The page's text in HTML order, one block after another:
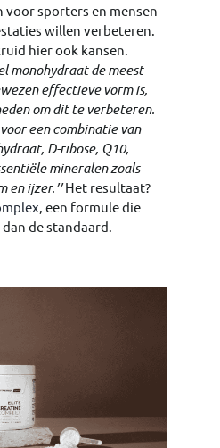
voor sporters en mensen
willen verbeteren.
hier ook kansen.
monohydraat de meest
effectieve vorm is,
om dit te verbeteren.
een combinatie van
D-ribose, Q10,
mineralen zoals
en ijzer.’’Het resultaat?
, een formule die
de standaard.